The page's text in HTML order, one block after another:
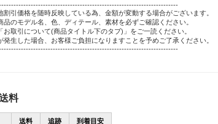
割引価格を随時反映している為、金額が変動する場合がございます。
品のモデル名、色、ディテール、素材を必ずご確認ください。
お取引について(商品タイトル下のタブ)」をご一読ください。
発生した場合、お客様ご負担になりますことを予めご了承ください。
料
送料 追跡 到着目安